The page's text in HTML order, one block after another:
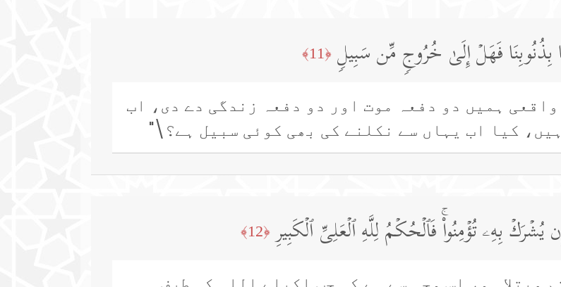
بِذُنُوبِنَا فَهَلۡ إِلَىٰ خُرُوجࣲ مِّن سَبِیلࣲ ﴿11﴾
ہمیں دو دفعہ موت اور دو دفعہ زندگی دے دی، اب
کیا اب یہاں سے نکلنے کی بھی کوئی سبیل ہے؟\"
بِهِۦ تُؤۡمِنُوا۟ۚ فَٱلۡحُكۡمُ لِلَّهِ ٱلۡعَلِیِّ ٱلۡكَبِیرِ ﴿12﴾